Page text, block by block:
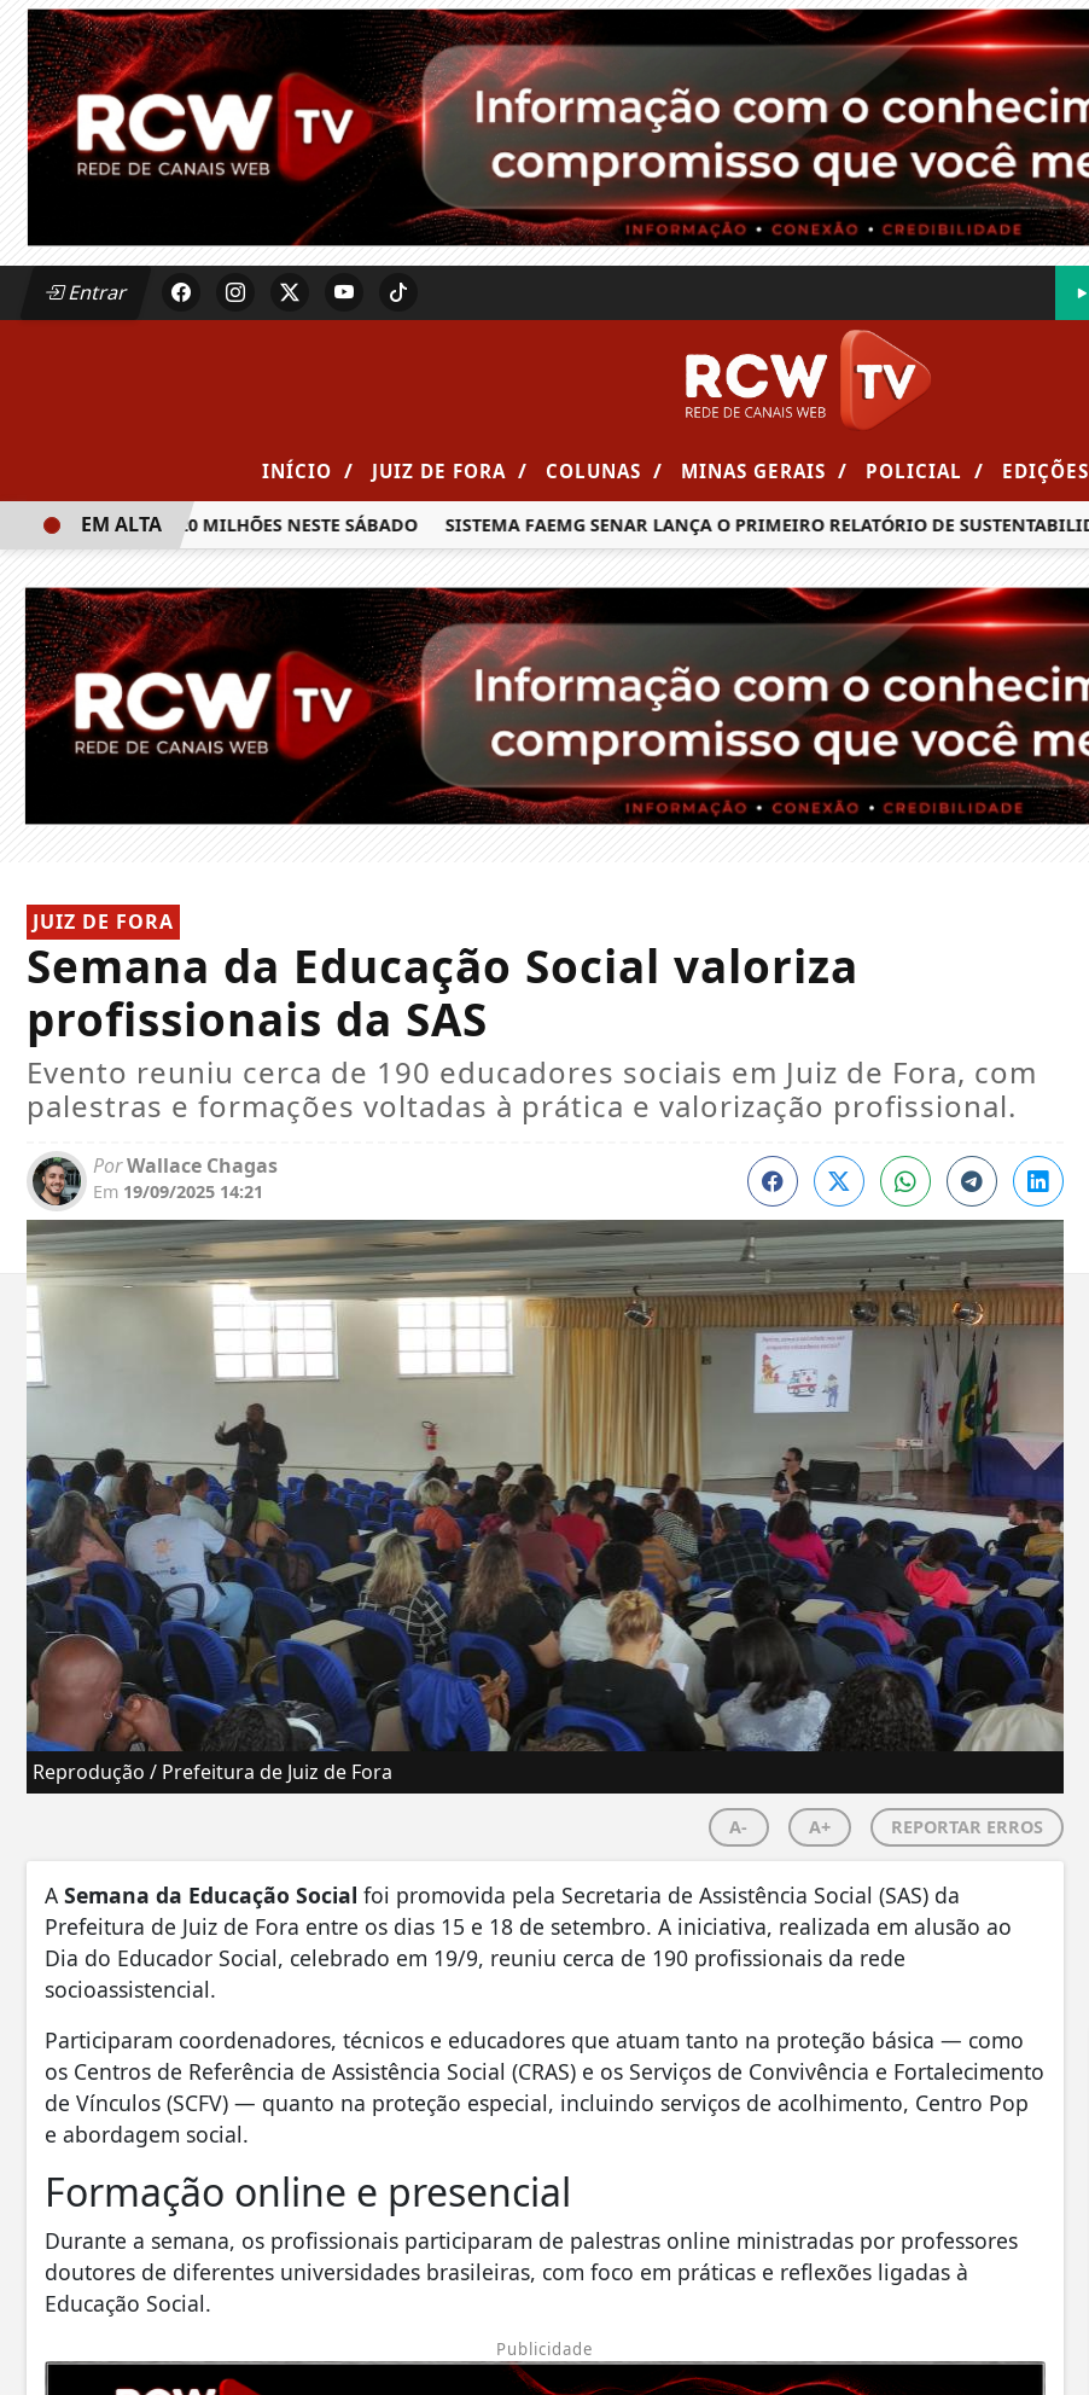
Entrar
INÍCIO / JUIZ DE FORA / COLUNAS / MINAS GERAIS / POLICIAL / EDIÇÕES
DE R$ 20 MILHÕES NESTE SÁBADO SISTEMA FAEMG SENAR LANÇA O PRIMEIRO RELATÓRIO DE SUSTENTABILIDADE
EM ALTA
JUIZ DE FORA
Semana da Educação Social valoriza
profissionais da SAS
Evento reuniu cerca de 190 educadores sociais em Juiz de Fora, com
palestras e formações voltadas à prática e valorização profissional.
PorWallace Chagas
Em 19/09/2025 14:21
Reprodução / Prefeitura de Juiz de Fora
A- A+ REPORTAR ERROS
A Semana da Educação Social foi promovida pela Secretaria de Assistência Social (SAS) da
Prefeitura de Juiz de Fora entre os dias 15 e 18 de setembro. A iniciativa, realizada em alusão ao
Dia do Educador Social, celebrado em 19/9, reuniu cerca de 190 profissionais da rede
socioassistencial.
Participaram coordenadores, técnicos e educadores que atuam tanto na proteção básica — como
os Centros de Referência de Assistência Social (CRAS) e os Serviços de Convivência e Fortalecimento
de Vínculos (SCFV) — quanto na proteção especial, incluindo serviços de acolhimento, Centro Pop
e abordagem social.
Formação online e presencial
Durante a semana, os profissionais participaram de palestras online ministradas por professores
doutores de diferentes universidades brasileiras, com foco em práticas e reflexões ligadas à
Educação Social.
Publicidade